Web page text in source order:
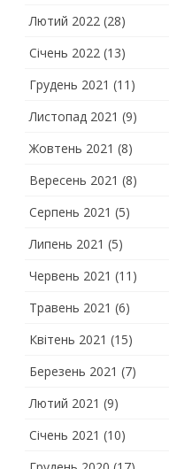
Лютий 2022 (28)
Січень 2022 (13)
Грудень 2021 (11)
Листопад 2021 (9)
Жовтень 2021 (8)
Вересень 2021 (8)
Серпень 2021 (5)
Липень 2021 (5)
Червень 2021 (11)
Травень 2021 (6)
Квітень 2021 (15)
Березень 2021 (7)
Лютий 2021 (9)
Січень 2021 (10)